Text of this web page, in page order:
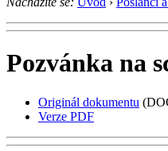
Pozvánka na
Originál dokumentu
Verze PDF